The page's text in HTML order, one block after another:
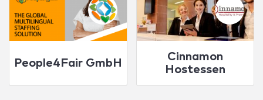
People4Fair GmbH
Cinnamon
Hostessen